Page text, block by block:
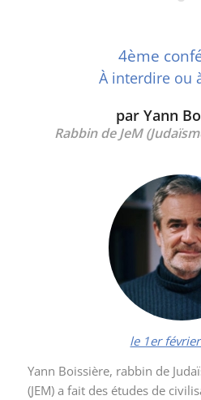
4ème
À interdire ou
par Yann
Rabbin de JeM
le 1er
Yann Boissière, rabbin de
(JEM) a fait des études de